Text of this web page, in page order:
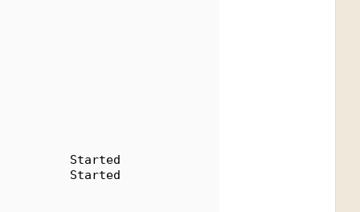
rac1
rac2
rac1
rac2
rac1
rac2
Started
Started
rac1